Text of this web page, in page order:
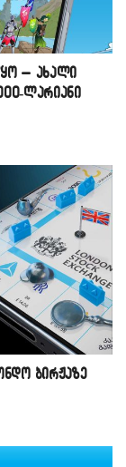
– ახალი
ლარიანი
ბირჟაზე